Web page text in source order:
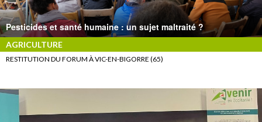
Pesticides et santé humaine : un sujet maltraité ?
AGRICULTURE
RESTITUTION DU FORUM À VIC-EN-BIGORRE (65)